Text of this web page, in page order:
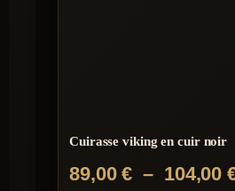
produit
Cuirasse viking en cuir noir
89,00€ – 104,00